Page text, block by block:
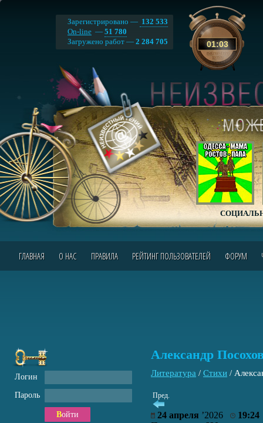
01:03
Зарегистрировано — 132 533
On-line — 51 780
Загружено работ — 2 284 705
ГЛАВНАЯ О НАС ПРАВИЛА РЕЙТИНГ ПОЛЬЗОВАТЕЛЕЙ ФОРУМ
Александр
Литература / Стихи /
Пред.
24 апреля ’2026
19:24
Логин
Пароль
Войти